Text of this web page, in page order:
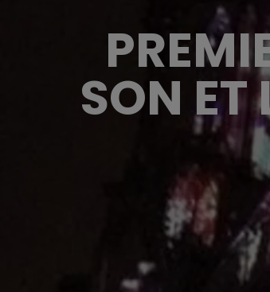
SON ET